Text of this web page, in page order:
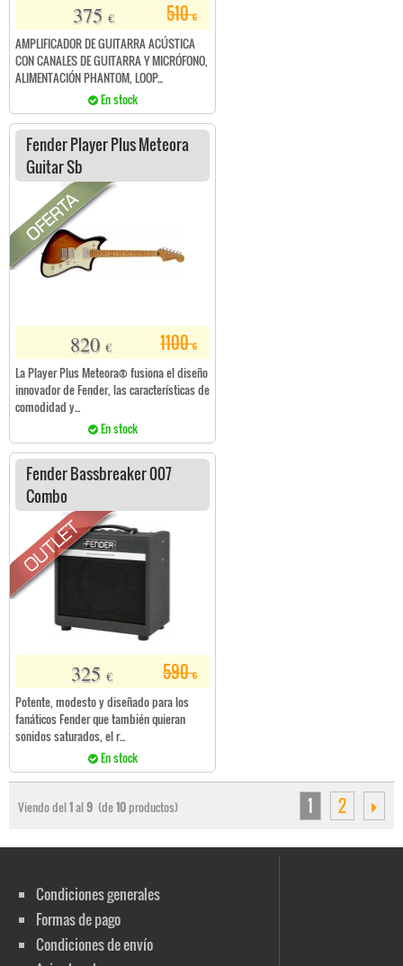
510€
375 €
AMPLIFICADOR DE GUITARRA ACÚSTICA
CON CANALES DE GUITARRA Y MICRÓFONO,
ALIMENTACIÓN PHANTOM, LOOP...
En stock
Fender Player Plus Meteora
Guitar Sb
1100€
820 €
La Player Plus Meteora® fusiona el diseño
innovador de Fender, las características de
comodidad y...
En stock
Fender Bassbreaker 007
Combo
590€
325 €
Potente, modesto y diseñado para los
fanáticos Fender que también quieran
sonidos saturados, el r...
En stock
Viendo del1al9 (de10productos) 1 2
Condiciones generales
Formas de pago
Condiciones de envío